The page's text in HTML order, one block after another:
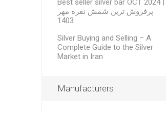
Best seller silver bar OCT 2024 |
پرفروش ترین شمش نقره مهر
1403
Silver Buying and Selling – A
Complete Guide to the Silver
Market in Iran
Manufacturers